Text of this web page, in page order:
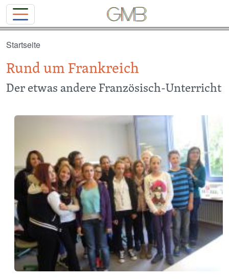
Startseite
Rund um Frankreich
Der etwas andere Französisch-Unterricht
Image